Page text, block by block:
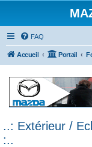
FAQ
Accueil Portail
..: Extérieur /
:..